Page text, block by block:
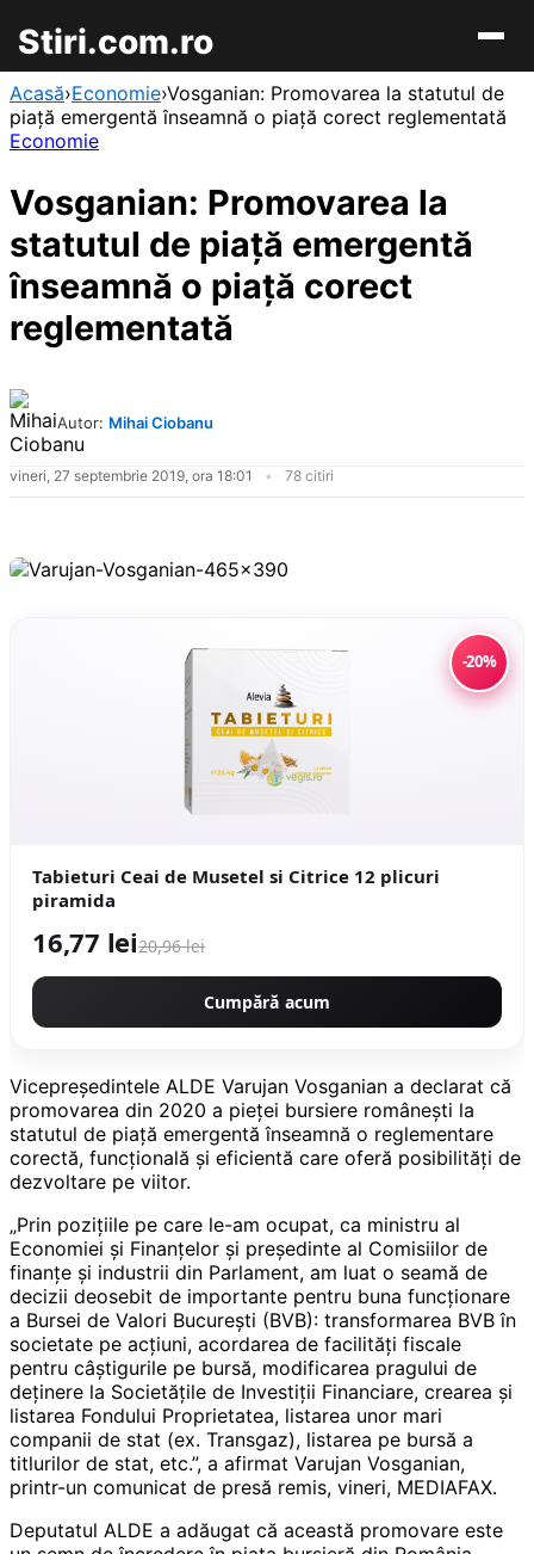
Stiri.com.ro
Acasă›Economie›Vosganian: Promovarea la statutul de
piață emergentă înseamnă o piață corect reglementată
Economie
Vosganian: Promovarea la
statutul de piață emergentă
înseamnă o piață corect
reglementată
Autor: Mihai Ciobanu
vineri, 27 septembrie 2019, ora 18:01 78 citiri
-20%
Tabieturi Ceai de Musetel si Citrice 12 plicuri
piramida
16,77 lei20,96 lei
Cumpără acum
Vicepreședintele ALDE Varujan Vosganian a declarat că
promovarea din 2020 a pieței bursiere românești la
statutul de piață emergentă înseamnă o reglementare
corectă, funcțională și eficientă care oferă posibilități de
dezvoltare pe viitor.
„Prin pozițiile pe care le-am ocupat, ca ministru al
Economiei și Finanțelor și președinte al Comisiilor de
finanțe și industrii din Parlament, am luat o seamă de
decizii deosebit de importante pentru buna funcționare
a Bursei de Valori București (BVB): transformarea BVB în
societate pe acțiuni, acordarea de facilități fiscale
pentru câștigurile pe bursă, modificarea pragului de
deținere la Societățile de Investiții Financiare, crearea și
listarea Fondului Proprietatea, listarea unor mari
companii de stat (ex. Transgaz), listarea pe bursă a
titlurilor de stat, etc.”, a afirmat Varujan Vosganian,
printr-un comunicat de presă remis, vineri, MEDIAFAX.
Deputatul ALDE a adăugat că această promovare este